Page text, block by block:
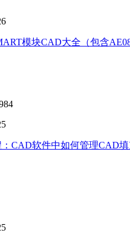
模块CAD大全（包含AE08
CAD软件中如何管理CAD填